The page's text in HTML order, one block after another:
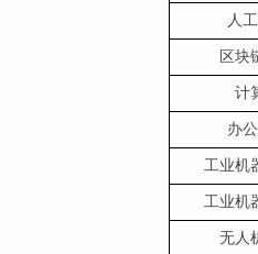
人
区块
计
办
工业机
工业机
无人